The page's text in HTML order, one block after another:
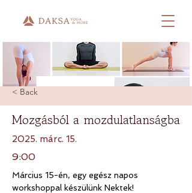
< Back
Mozgásból a mozdulatlanságba
2025. márc. 15.
9:00
Március 15-én, egy egész napos
workshoppal készülünk Nektek!